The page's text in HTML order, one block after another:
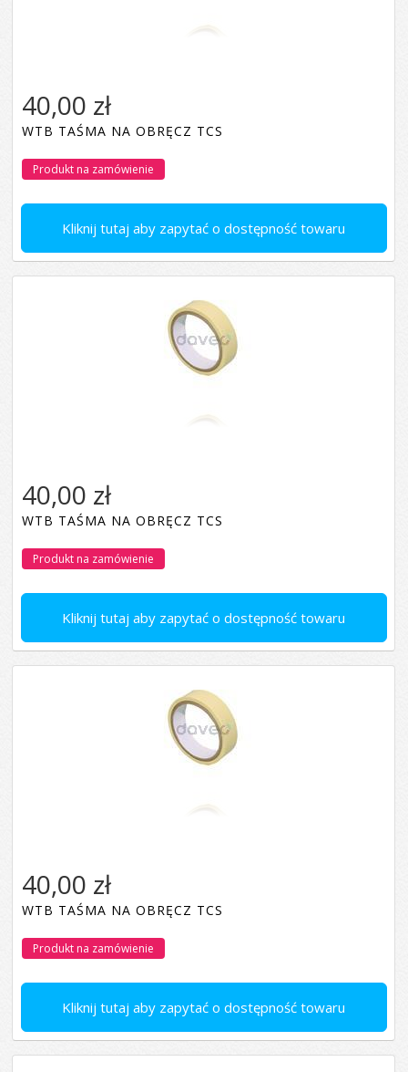
Kliknij tutaj aby zapytać o dostępność towaru
40,00 zł
WTB TAŚMA NA OBRĘCZ TCS
Produkt na zamówienie
Kliknij tutaj aby zapytać o dostępność towaru
40,00 zł
WTB TAŚMA NA OBRĘCZ TCS
Produkt na zamówienie
Kliknij tutaj aby zapytać o dostępność towaru
40,00 zł
WTB TAŚMA NA OBRĘCZ TCS
Produkt na zamówienie